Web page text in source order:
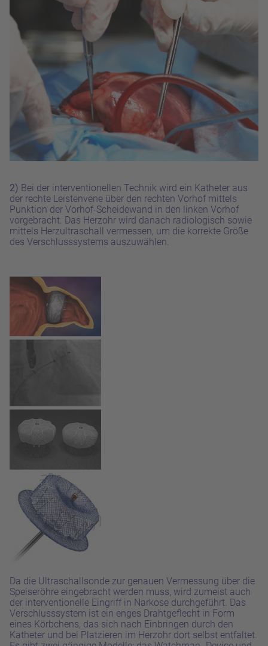
2) Bei der interventionellen Technik wird ein Katheter aus
der rechte Leistenvene über den rechten Vorhof mittels
Punktion der Vorhof-Scheidewand in den linken Vorhof
vorgebracht. Das Herzohr wird danach radiologisch sowie
mittels Herzultraschall vermessen, um die korrekte Größe
des Verschlusssystems auszuwählen.
Da die Ultraschallsonde zur genauen Vermessung über die
Speiseröhre eingebracht werden muss, wird zumeist auch
der interventionelle Eingriff in Narkose durchgeführt. Das
Verschlusssystem ist ein enges Drahtgeflecht in Form
eines Körbchens, das sich nach Einbringen durch den
Katheter und bei Platzieren im Herzohr dort selbst entfaltet.